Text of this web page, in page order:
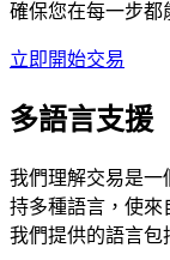
確保您在每一步都
立即開始交易
多語言支援
我們理解交易是一
持多種語言，使來
我們提供的語言包